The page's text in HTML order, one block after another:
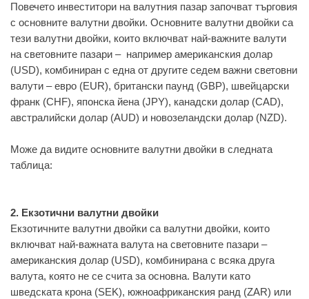
Повечето инвеститори на валутния пазар започват търговия
с основните валутни двойки. Основните валутни двойки са
тези валутни двойки, които включват най-важните валути
на световните пазари – например американския долар
(USD), комбиниран с една от другите седем важни световни
валути – евро (EUR), британски паунд (GBP), швейцарски
франк (CHF), японска йена (JPY), канадски долар (CAD),
австралийски долар (AUD) и новозеландски долар (NZD).
Може да видите основните валутни двойки в следната
таблица:
2. Екзотични валутни двойки
Екзотичните валутни двойки са валутни двойки, които
включват най-важната валута на световните пазари –
американския долар (USD), комбинирана с всяка друга
валута, която не се счита за основна. Валути като
шведската крона (SEK), южноафриканския ранд (ZAR) или